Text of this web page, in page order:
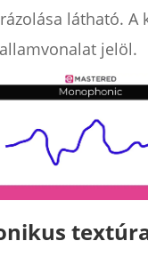
látható. A
jelöl.